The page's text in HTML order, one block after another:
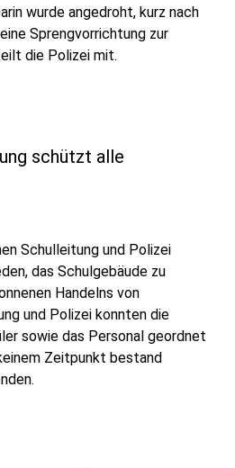
wurde angedroht, kurz nach
Sprengvorrichtung zur
die Polizei mit.
schützt alle
Schulleitung und Polizei
das Schulgebäude zu
Handelns von
und Polizei konnten die
sowie das Personal geordnet
Zeitpunkt bestand